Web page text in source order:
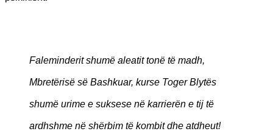
Faleminderit shumë aleatit tonë të madh,
Mbretërisë së Bashkuar, kurse Toger Blytës
shumë urime e suksese në karrierën e tij të
ardhshme në shërbim të kombit dhe atdheut!